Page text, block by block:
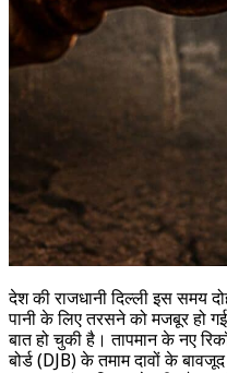
देश की राजधानी दिल्ली इस समय
पानी के लिए तरसने को मजबूर हो
बात हो चुकी है। तापमान के नए
बोर्ड (DJB) के तमाम दावों के